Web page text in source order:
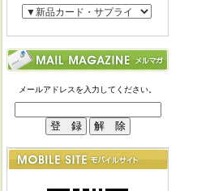
メールアドレスを入力してください。